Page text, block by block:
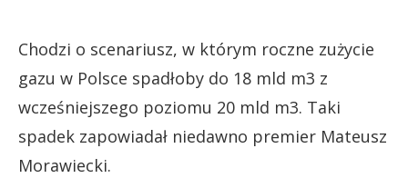
Chodzi o scenariusz, w którym roczne zużycie
gazu w Polsce spadłoby do 18 mld m3 z
wcześniejszego poziomu 20 mld m3. Taki
spadek zapowiadał niedawno premier Mateusz
Morawiecki.